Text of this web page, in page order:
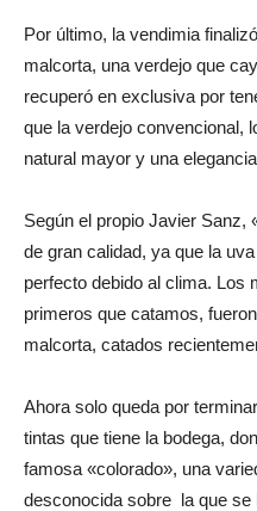
Por último, la vendimia
malcorta, una verdejo que
recuperó en exclusiva por
que la verdejo convencional,
natural mayor y una
Según el propio Javier Sanz,
de gran calidad, ya que la
perfecto debido al clima. Los
primeros que catamos,
malcorta, catados
Ahora solo queda por
tintas que tiene la bodega,
famosa «colorado», una
desconocida sobre la que